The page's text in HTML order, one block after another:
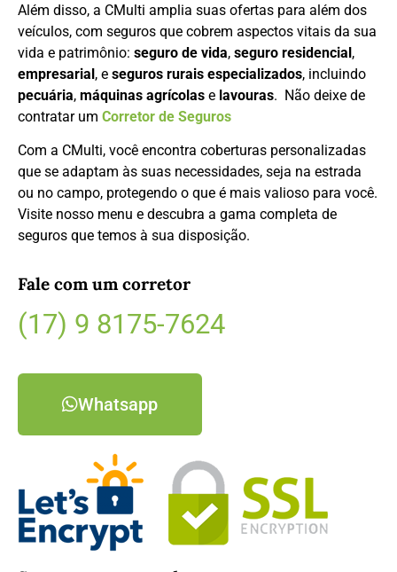
Além disso, a CMulti amplia suas ofertas para além dos
veículos, com seguros que cobrem aspectos vitais da sua
vida e patrimônio: seguro de vida, seguro residencial,
empresarial, e seguros rurais especializados, incluindo
pecuária, máquinas agrícolas e lavouras. Não deixe de
contratar um Corretor de Seguros
Com a CMulti, você encontra coberturas personalizadas
que se adaptam às suas necessidades, seja na estrada
ou no campo, protegendo o que é mais valioso para você.
Visite nosso menu e descubra a gama completa de
seguros que temos à sua disposição.
Fale com um corretor
(17) 9 8175-7624
Whatsapp